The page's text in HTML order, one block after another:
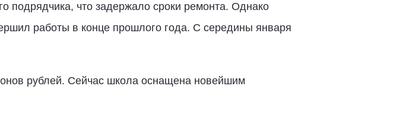
подрядчика, что задержало сроки ремонта. Однако
работы в конце прошлого года. С середины января
рублей. Сейчас школа оснащена новейшим